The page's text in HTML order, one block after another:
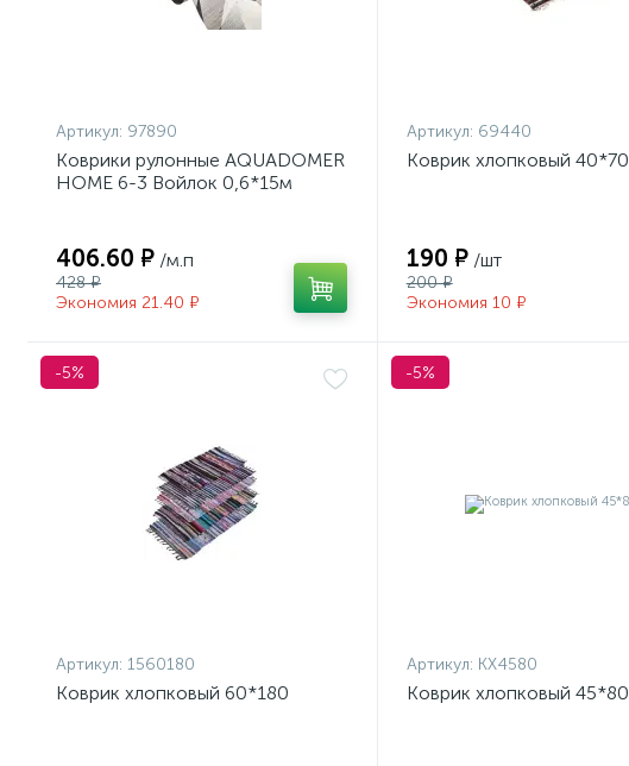
Артикул: 97890
Коврики рулонные AQUADOMER
HOME 6-3 Войлок 0,6*15м
406.60 ₽ /м.п
428 ₽
Экономия 21.40 ₽
Артикул: 69440
Коврик хлопковый 40*70
190 ₽ /шт
200 ₽
Экономия 10 ₽
-5%
Артикул: 1560180
Коврик хлопковый 60*180
-5%
Артикул: КХ4580
Коврик хлопковый 45*80